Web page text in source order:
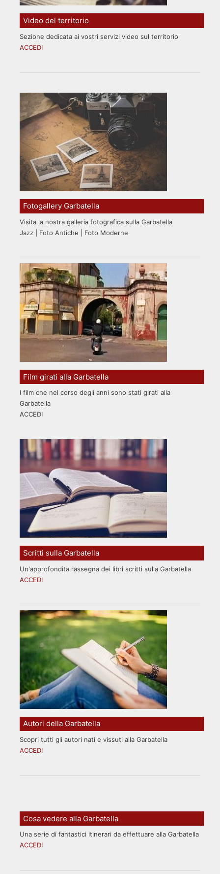
Video del territorio
Sezione dedicata ai vostri servizi video sul territorio
ACCEDI
Fotogallery Garbatella
Visita la nostra galleria fotografica sulla Garbatella
Jazz | Foto Antiche | Foto Moderne
Film girati alla Garbatella
I film che nel corso degli anni sono stati girati alla
Garbatella
ACCEDI
Scritti sulla Garbatella
Un'approfondita rassegna dei libri scritti sulla Garbatella
ACCEDI
Autori della Garbatella
Scopri tutti gli autori nati e vissuti alla Garbatella
ACCEDI
Cosa vedere alla Garbatella
Una serie di fantastici itinerari da effettuare alla Garbatella
ACCEDI